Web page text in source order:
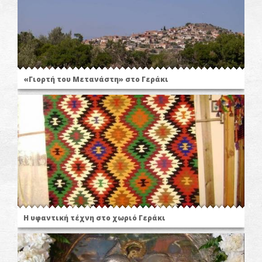
«Γιορτή του Μετανάστη» στο Γεράκι
Η υφαντική τέχνη στο χωριό Γεράκι